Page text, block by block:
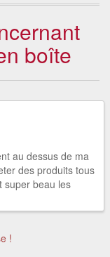
boîte
au dessus de ma
des produits tous
super beau les
!